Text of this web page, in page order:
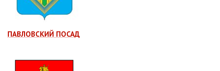
ПАВЛОВСКИЙ ПОСАД